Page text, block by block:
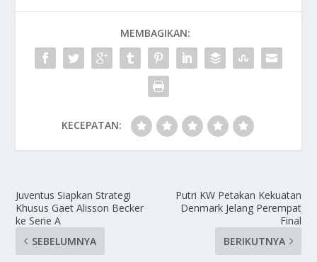
MEMBAGIKAN:
KECEPATAN:
Juventus Siapkan Strategi
Khusus Gaet Alisson Becker
ke Serie A
SEBELUMNYA
Putri KW Petakan Kekuatan
Denmark Jelang Perempat
Final
BERIKUTNYA